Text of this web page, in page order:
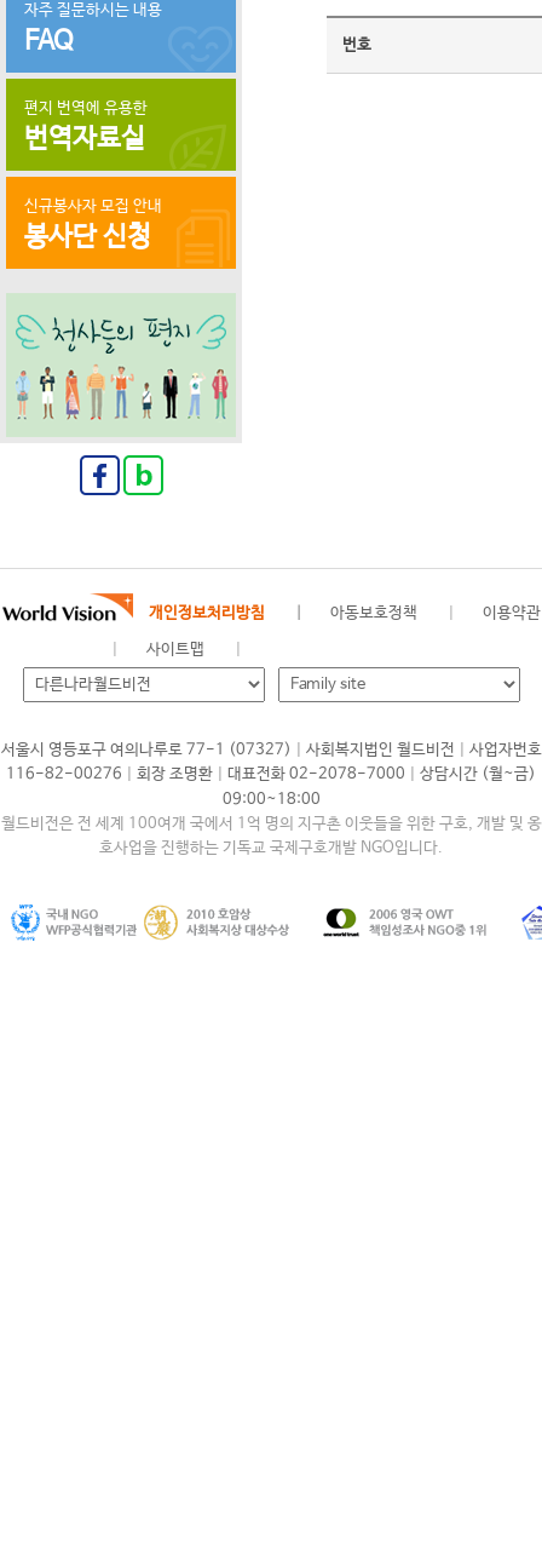
자주 질문하시는 내용
FAQ
편지 번역에 유용한
번역자료실
신규봉사자 모집 안내
봉사단 신청
번호
개인정보처리방침 아동보호정책 이용약관
사이트맵
서울시 영등포구 여의나루로 77-1 (07327) 사회복지법인 월드비전
사업자번호
116-82-00276
회장 조명환 대표전화 02-2078-7000
상담시간 (월~금)
09:00~18:00
월드비전은 전 세계 100여개 국에서 1억 명의 지구촌 이웃들을 위한 구호, 개발 및 옹
호사업을 진행하는 기독교 국제구호개발 NGO입니다.